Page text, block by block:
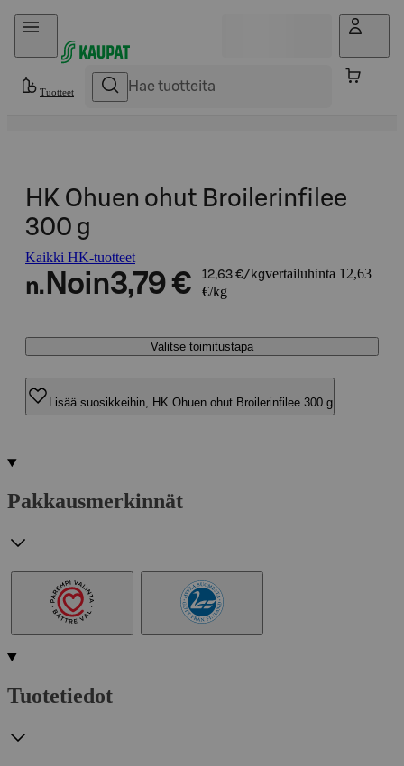
Hyppää sisältöön
Tuotteet
HK Ohuen ohut Broilerinfilee
300 g
Kaikki HK-tuotteet
n. Noin3,79 € 12,63 €/kgvertailuhinta 12,63
€/kg
Valitse toimitustapa
Lisää suosikkeihin, HK Ohuen ohut Broilerinfilee 300 g
Pakkausmerkinnät
Tuotetiedot